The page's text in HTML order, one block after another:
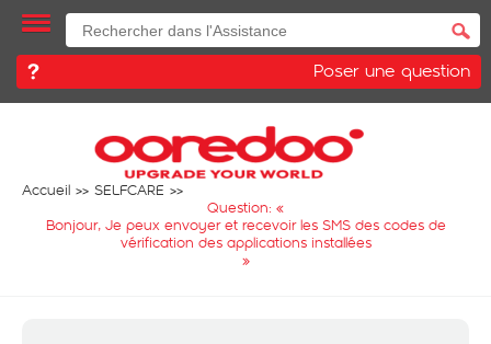
Poser une question
Accueil
SELFCARE
Question: «
Bonjour, Je peux envoyer et recevoir les SMS des codes de
vérification des applications installées
»